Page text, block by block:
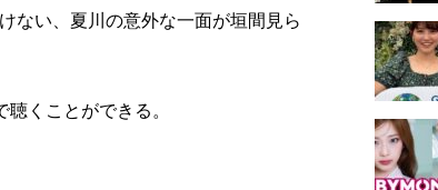
ない、夏川の意外な一面が垣間見ら
くことができる。